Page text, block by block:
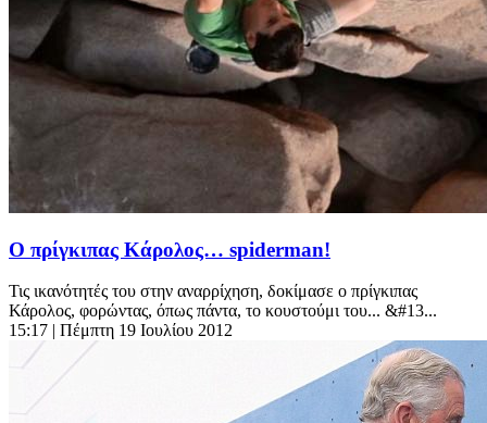
O πρίγκιπας Κάρολος… spiderman!
Τις ικανότητές του στην αναρρίχηση, δοκίμασε ο πρίγκιπας
Κάρολος, φορώντας, όπως πάντα, το κουστούμι του... &#13...
15:17 | Πέμπτη 19 Ιουλίου 2012